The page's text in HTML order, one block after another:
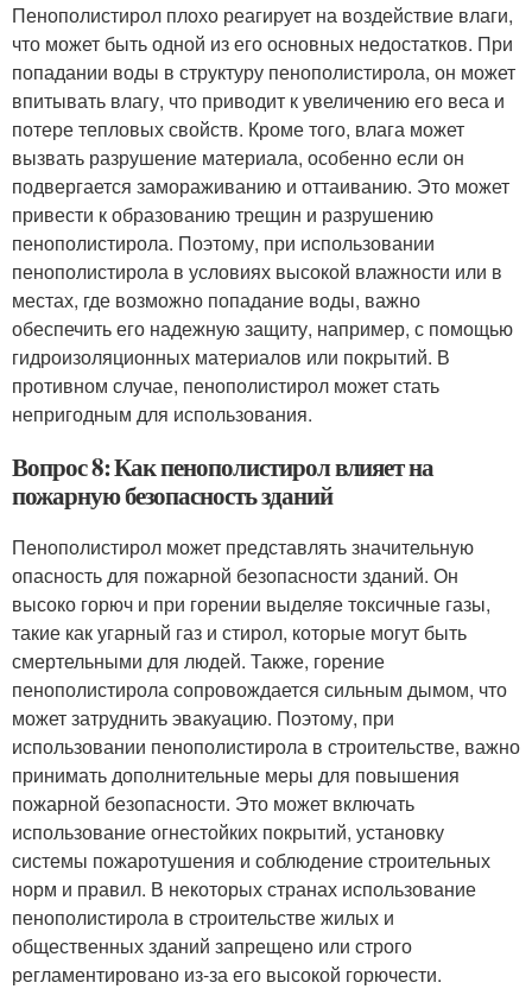
Пенополистирол плохо реагирует на воздействие влаги,
что может быть одной из его основных недостатков. При
попадании воды в структуру пенополистирола, он может
впитывать влагу, что приводит к увеличению его веса и
потере тепловых свойств. Кроме того, влага может
вызвать разрушение материала, особенно если он
подвергается замораживанию и оттаиванию. Это может
привести к образованию трещин и разрушению
пенополистирола. Поэтому, при использовании
пенополистирола в условиях высокой влажности или в
местах, где возможно попадание воды, важно
обеспечить его надежную защиту, например, с помощью
гидроизоляционных материалов или покрытий. В
противном случае, пенополистирол может стать
непригодным для использования.
Вопрос 8: Как пенополистирол влияет на
пожарную безопасность зданий
Пенополистирол может представлять значительную
опасность для пожарной безопасности зданий. Он
высоко горюч и при горении выделяе токсичные газы,
такие как угарный газ и стирол, которые могут быть
смертельными для людей. Также, горение
пенополистирола сопровождается сильным дымом, что
может затруднить эвакуацию. Поэтому, при
использовании пенополистирола в строительстве, важно
принимать дополнительные меры для повышения
пожарной безопасности. Это может включать
использование огнестойких покрытий, установку
системы пожаротушения и соблюдение строительных
норм и правил. В некоторых странах использование
пенополистирола в строительстве жилых и
общественных зданий запрещено или строго
регламентировано из-за его высокой горючести.